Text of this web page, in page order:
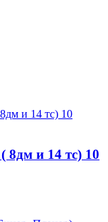
8дм и 14 тс) 10